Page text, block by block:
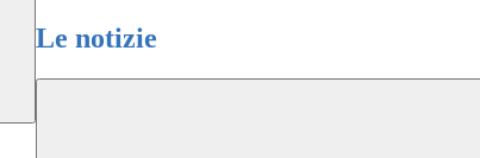
Le notizie